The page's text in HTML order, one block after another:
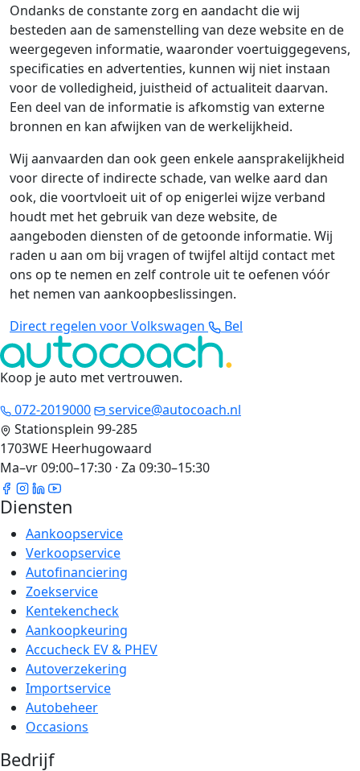
Ondanks de constante zorg en aandacht die wij
besteden aan de samenstelling van deze website en de
weergegeven informatie, waaronder voertuiggegevens,
specificaties en advertenties, kunnen wij niet instaan
voor de volledigheid, juistheid of actualiteit daarvan.
Een deel van de informatie is afkomstig van externe
bronnen en kan afwijken van de werkelijkheid.
Wij aanvaarden dan ook geen enkele aansprakelijkheid
voor directe of indirecte schade, van welke aard dan
ook, die voortvloeit uit of op enigerlei wijze verband
houdt met het gebruik van deze website, de
aangeboden diensten of de getoonde informatie. Wij
raden u aan om bij vragen of twijfel altijd contact met
ons op te nemen en zelf controle uit te oefenen vóór
het nemen van aankoopbeslissingen.
Direct regelen voor Volkswagen
Bel
Koop je auto met vertrouwen.
072-2019000
service@autocoach.nl
Stationsplein 99-285
1703WE Heerhugowaard
Ma–vr 09:00–17:30 · Za 09:30–15:30
Diensten
Aankoopservice
Verkoopservice
Autofinanciering
Zoekservice
Kentekencheck
Aankoopkeuring
Accucheck EV & PHEV
Autoverzekering
Importservice
Autobeheer
Occasions
Bedrijf